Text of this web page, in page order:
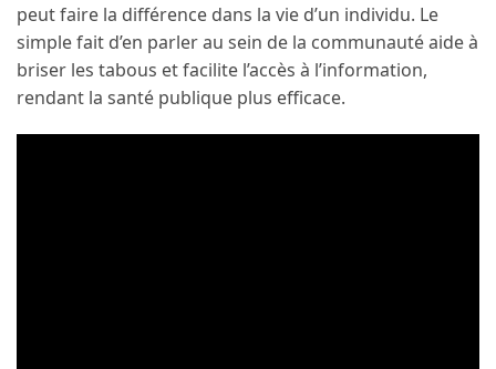
peut faire la différence dans la vie d’un individu. Le
simple fait d’en parler au sein de la communauté aide à
briser les tabous et facilite l’accès à l’information,
rendant la santé publique plus efficace.